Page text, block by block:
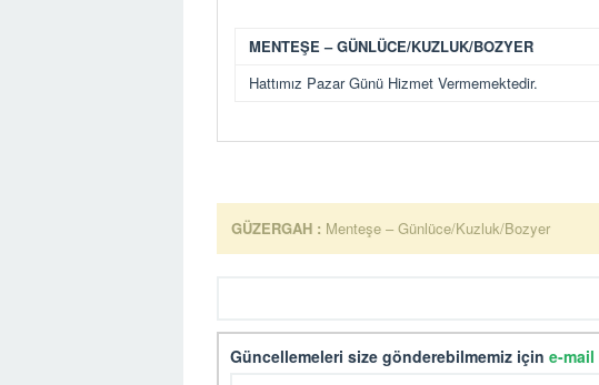
MENTEŞE – GÜNLÜCE/KUZLUK/BOZYER
Hattımız Pazar Günü Hizmet Vermemektedir.
GÜZERGAH : Menteşe – Günlüce/Kuzluk/Bozyer
Güncellemeleri size gönderebilmemiz için e-mail